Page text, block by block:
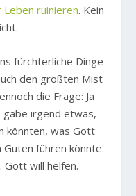
Leben ruinieren. Kein
fürchterliche Dinge
den größten Mist
die Frage: Ja
gäbe irgend etwas,
könnten, was Gott
führen könnte.
Gott will helfen.